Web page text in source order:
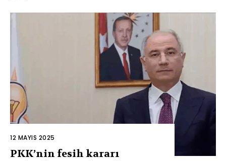
12 MAYIS 2025
PKK’nin fesih kararı